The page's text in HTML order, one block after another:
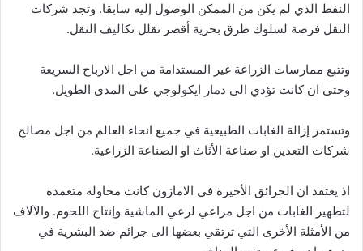
النفط الذي لم يكن من الممكن الوصول إليه سابقا. وتجد شركات
النقل فرصة لسلوك طرق بحرية أقصر تقلل تكاليف النقل.
وتتبع ممارسات الزراعة غير المستدامة من اجل الارباح السريعة
وحتى ان كانت تؤدي الى دمار ايكولوجي على المدى الطويل.
وتستمر إزالة الغابات الطبيعية في جميع انحاء العالم من اجل مصالح
شركات التعدين او صناعة الأثاث او الصناعة الزراعية.
اذ يعتقد ان الحرائق الأخيرة في الامازون كانت محاولة متعمدة
لتطهير الغابات من اجل مراعي لرعي الماشية وإنتاج اللحوم. والآلاف
من الأمثلة الأخرى التي ترتقي بعضها الى جرائم ضد البشرية في